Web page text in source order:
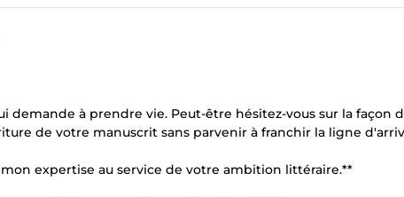
demande à prendre vie. Peut-être hésitez-vous sur la façon
de votre manuscrit sans parvenir à franchir la ligne
expertise au service de votre ambition littéraire.**